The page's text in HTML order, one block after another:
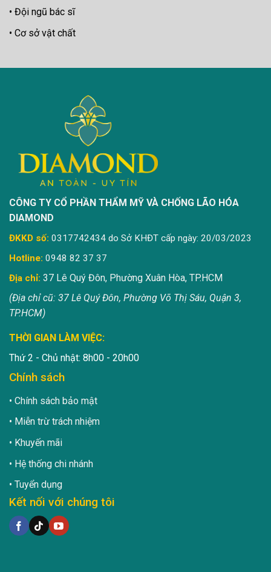
Đội ngũ bác sĩ
Cơ sở vật chất
CÔNG TY CỔ PHẦN THẨM MỸ VÀ CHỐNG LÃO HÓA
DIAMOND
ĐKKD số: 0317742434 do Sở KHĐT cấp ngày: 20/03/2023
Hotline: 0948 82 37 37
Địa chỉ: 37 Lê Quý Đôn, Phường Xuân Hòa, TP.HCM
(Địa chỉ cũ: 37 Lê Quý Đôn, Phường Võ Thị Sáu, Quận 3,
TP.HCM)
THỜI GIAN LÀM VIỆC:
Thứ 2 - Chủ nhật: 8h00 - 20h00
Chính sách
Chính sách bảo mật
Miễn trừ trách nhiệm
Khuyến mãi
Hệ thống chi nhánh
Tuyển dụng
Kết nối với chúng tôi